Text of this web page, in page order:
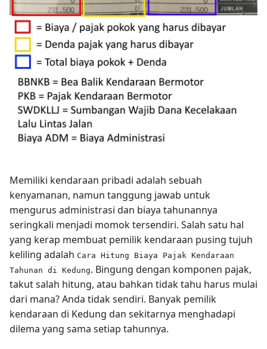
Memiliki kendaraan pribadi adalah sebuah
kenyamanan, namun tanggung jawab untuk
mengurus administrasi dan biaya tahunannya
seringkali menjadi momok tersendiri. Salah satu hal
yang kerap membuat pemilik kendaraan pusing tujuh
keliling adalah Cara Hitung Biaya Pajak Kendaraan
Tahunan di Kedung. Bingung dengan komponen pajak,
takut salah hitung, atau bahkan tidak tahu harus mulai
dari mana? Anda tidak sendiri. Banyak pemilik
kendaraan di Kedung dan sekitarnya menghadapi
dilema yang sama setiap tahunnya.